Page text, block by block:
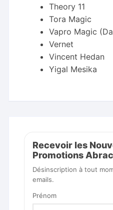
Theory 11
Tora Magic
Vapro Magic
Vernet
Vincent Hedan
Yigal Mesika
Recevoir les
Promotions
Désinscription à tout
emails.
Prénom